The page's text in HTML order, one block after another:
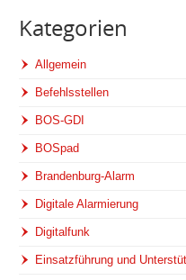
Kategorien
Allgemein
Befehlsstellen
BOS-GDI
BOSpad
Brandenburg-Alarm
Digitale Alarmierung
Digitalfunk
Einsatzführung und